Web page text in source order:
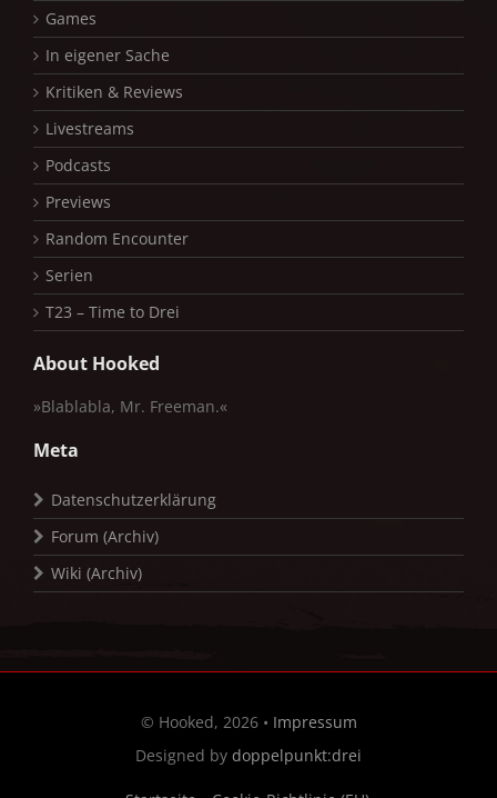
Games
In eigener Sache
Kritiken & Reviews
Livestreams
Podcasts
Previews
Random Encounter
Serien
T23 – Time to Drei
About Hooked
»Blablabla, Mr. Freeman.«
Meta
Datenschutzerklärung
Forum (Archiv)
Wiki (Archiv)
© Hooked, 2026 • Impressum
Designed by doppelpunkt:drei